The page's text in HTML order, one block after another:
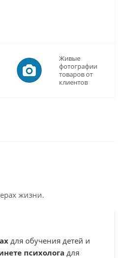
Живые
фотографии
товаров от
клиентов
жизни.
для обучения детей и
психолога для